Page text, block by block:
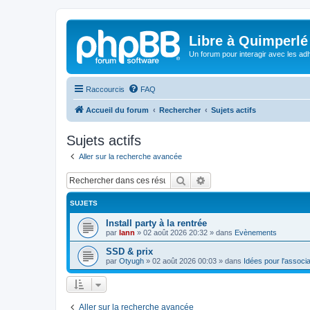
Libre à Quimperlé
Un forum pour interagir avec les
Raccourcis FAQ
Accueil du forum Rechercher Sujets actifs
Sujets actifs
Aller sur la recherche avancée
Rechercher
SUJETS
Install party à la rentrée
par lann » 02 août 2026 20:32 » dans Evènements
SSD & prix
par Otyugh » 02 août 2026 00:03 » dans Idées pour
Aller sur la recherche avancée